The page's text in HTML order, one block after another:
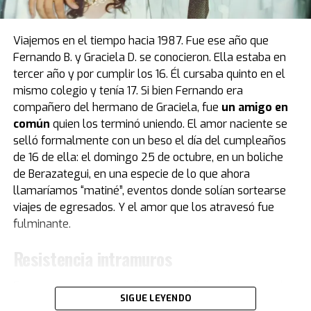
que recibió “Pelusa” tras conquistar la Copa del Mundo
deMéxico 1986, cortesía del por entonces presidente
del Napoli, Corrado Ferlaino.
El proceso para que las llaves de aquel mítico auto
deportivo llegaran a las manos de Maradona fue
caótico.
Guillermo Coppola, exmanager del Diez, tuvo
que convencer al mismísimo Enzo Ferrari de pintar de
negro un modelo que solo conocía el rojo. Luego,
gestionó la venta del coche en un aeropuerto por un
precio mayor al que había pagado originalmente, con el
fin de reconciliar a Ferlaino con Diego. Algo de esa
historia estuvo presente en Buenos Aires.
Cebollitas, pasando por mítico año 86 y llegando hasta
Viajemos en el tiempo hacia 1987. Fue ese año que
Fernando B. y Graciela D. se conocieron. Ella estaba en
tercer año y por cumplir los 16. Él cursaba quinto en el
mismo colegio y tenía 17. Si bien Fernando era
compañero del hermano de Graciela, fue un amigo en
común quien los terminó uniendo. El amor naciente se
selló formalmente con un beso el día del cumpleaños
de 16 de ella: el domingo 25 de octubre, en un boliche
de Berazategui, en una especie de lo que ahora
llamaríamos “matiné”, eventos donde solían sortearse
viajes de egresados. Y el amor que los atravesó fue
fulminante.
Fernando cuenta que con su compañero y hermano de
Graciela eran “como el agua y el aceite. Te hago una
SIGUE LEYENDO